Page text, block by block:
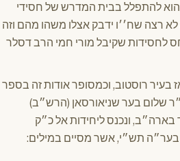
הוא להתפלל בבית המדרש של חסידי
רצה שח׳׳ו ידבק אצלו משהו מהם וזה
לחסידות שקיבל מורי חמי הרב דסלר
כבר אז בעיר רוסטוב, וכמסופר אודות זה בספר
שלום בער שניאורסאן (הרש״ב)
ונכנס ליחידות אל כ״ק
תש״י, אשר מסיים במילים: